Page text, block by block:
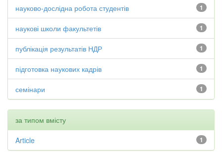
1
науково-дослідна робота студентів
1
наукові школи факультетів
1
публікація результатів НДР
1
підготовка наукових кадрів
1
семінари
за типом вмісту
1
Article